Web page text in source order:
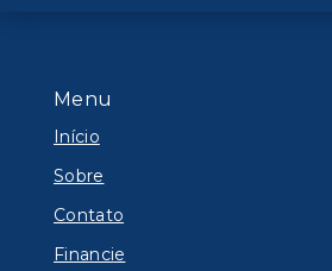
Menu
Início
Sobre
Contato
Financie